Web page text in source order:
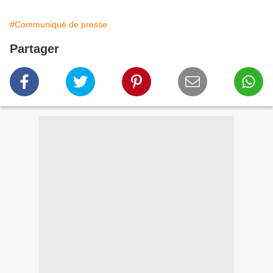
#Communiqué de presse
Partager